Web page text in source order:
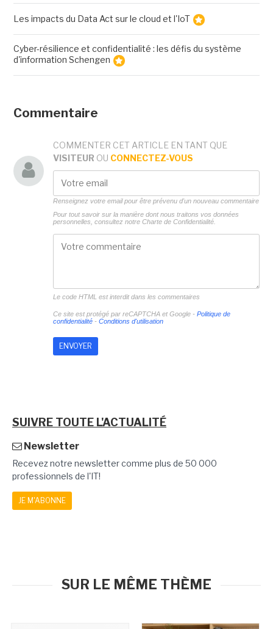
Les impacts du Data Act sur le cloud et l'IoT
Cyber-résilience et confidentialité : les défis du système
d'information Schengen
Commentaire
COMMENTER CET ARTICLE EN TANT QUE
VISITEUR OU CONNECTEZ-VOUS
Renseignez votre email pour être prévenu d'un nouveau commentaire
Pour tout savoir sur la manière dont nous traitons vos données
personnelles, consultez notre Charte de Confidentialité.
Le code HTML est interdit dans les commentaires
Ce site est protégé par reCAPTCHA et Google - Politique de
confidentialité- Conditions d'utilisation
SUIVRE TOUTE L'ACTUALITÉ
Newsletter
Recevez notre newsletter comme plus de 50 000
professionnels de l'IT!
JE M'ABONNE
SUR LE MÊME THÈME